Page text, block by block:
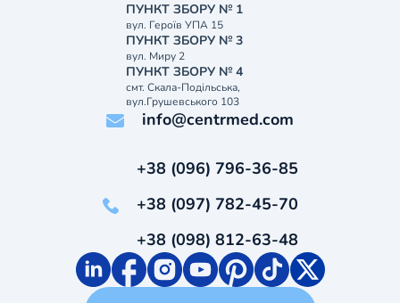
ПУНКТ ЗБОРУ № 1
вул. Героїв УПА 15
ПУНКТ ЗБОРУ № 3
вул. Миру 2
ПУНКТ ЗБОРУ № 4
смт. Скала-Подільська,
вул.Грушевського 103
info@centrmed.com
+38 (096) 796-36-85
+38 (097) 782-45-70
+38 (098) 812-63-48